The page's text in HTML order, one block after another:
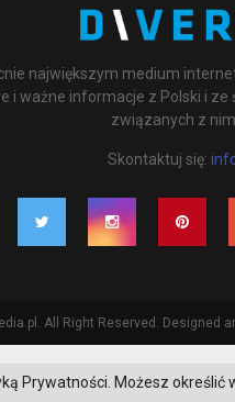
największym medium
i ważne informacje z Polski i
związanych z
Skontaktuj się:
All Right Reserved. Designed
Prywatności. Możesz